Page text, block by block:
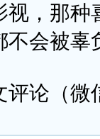
，那
不会被辜
论（